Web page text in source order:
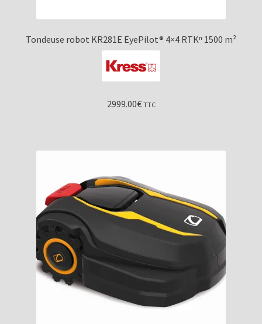
Tondeuse robot KR281E EyePilot® 4×4 RTKⁿ 1500 m²
2999.00€ TTC